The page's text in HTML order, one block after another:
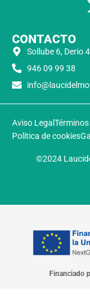
CONTACTO
Sollube 6, Derio
946 09 99 38
Aviso Legal
Política de cookies
©2024
Financiado